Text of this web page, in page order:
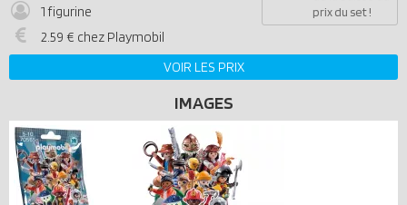
1 figurine
2.59 € chez Playmobil
prix du set !
VOIR LES PRIX
IMAGES